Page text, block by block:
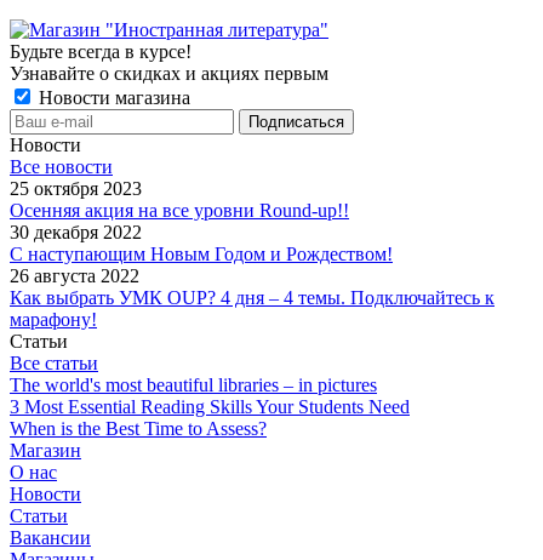
Будьте всегда в курсе!
Узнавайте о скидках и акциях первым
Новости магазина
Новости
Все новости
25 октября 2023
Осенняя акция на все уровни Round-up!!
30 декабря 2022
С наступающим Новым Годом и Рождеством!
26 августа 2022
Как выбрать УМК OUP? 4 дня – 4 темы. Подключайтесь к
марафону!
Статьи
Все статьи
The world's most beautiful libraries – in pictures
3 Most Essential Reading Skills Your Students Need
When is the Best Time to Assess?
Магазин
О нас
Новости
Статьи
Вакансии